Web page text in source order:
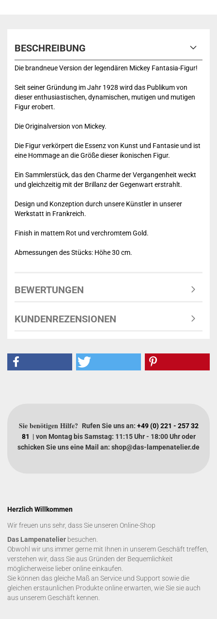
BESCHREIBUNG
Die brandneue Version der legendären Mickey Fantasia-Figur!
Seit seiner Gründung im Jahr 1928 wird das Publikum von
dieser enthusiastischen, dynamischen, mutigen und mutigen
Figur erobert.
Die Originalversion von Mickey.
Die Figur verkörpert die Essenz von Kunst und Fantasie und ist
eine Hommage an die Größe dieser ikonischen Figur.
Ein Sammlerstück, das den Charme der Vergangenheit weckt
und gleichzeitig mit der Brillanz der Gegenwart erstrahlt.
Design und Konzeption durch unsere Künstler in unserer
Werkstatt in Frankreich.
Finish in mattem Rot und verchromtem Gold.
Abmessungen des Stücks: Höhe 30 cm.
BEWERTUNGEN
KUNDENREZENSIONEN
Sie benötigen Hilfe? Rufen Sie uns an: +49 (0) 221 - 257 32
81 | von Montag bis Samstag: 11:15 Uhr - 18:00 Uhr oder
schicken Sie uns eine Mail an: shop@das-lampenatelier.de
Herzlich Willkommen
Wir freuen uns sehr, dass Sie unseren Online-Shop
Das Lampenatelier besuchen.
Obwohl wir uns immer gerne mit Ihnen in unserem Geschäft treffen,
verstehen wir, dass Sie aus Gründen der Bequemlichkeit
möglicherweise lieber online einkaufen.
Sie können das gleiche Maß an Service und Support sowie die
gleichen erstaunlichen Produkte online erwarten, wie Sie sie auch
aus unserem Geschäft kennen.